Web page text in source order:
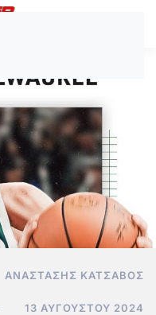
ΑΝΑΣΤΆΣΗΣ ΚΑΤΣΑΒΌΣ
13 ΑΥΓΟΎΣΤΟΥ 2024